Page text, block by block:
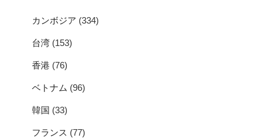
カンボジア (334)
台湾 (153)
香港 (76)
ベトナム (96)
韓国 (33)
フランス (77)